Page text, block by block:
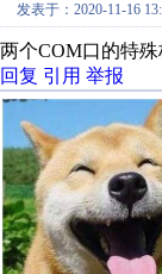
发表于：2020-11-16
两个COM口的特
回复 引用 举报